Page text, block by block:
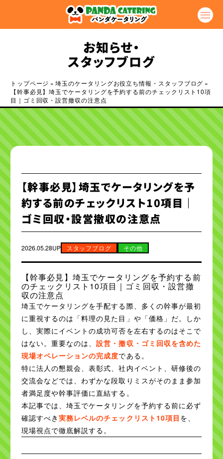
お知らせ・
スタッフブログ
トップページ »埼玉のケータリングお役立ち情報・スタッフブログ »
【幹事必見】埼玉でケータリングを予約する前のチェックリスト10項
目｜ゴミ回収・設営撤収の注意点
【幹事必見】埼玉でケータリングを予
約する前のチェックリスト10項目｜
ゴミ回収・設営撤収の注意点
2026.05.28UP スタッフブログ その他
【幹事必見】埼玉でケータリングを予約する前
のチェックリスト10項目｜ゴミ回収・設営撤
収の注意点
埼玉でケータリングを手配する際、多くの幹事が最初
に重視するのは「料理の見た目」や「価格」だ。しか
し、実際にイベントの成功可否を左右するのはそこで
はない。重要なのは、設営・撤収・ゴミ回収を含めた
現場オペレーションの完成度である。
特に法人の懇親会、表彰式、社内イベント、研修後の
交流会などでは、わずかな段取りミスがそのまま参加
者満足度や幹事評価に直結する。
本記事では、埼玉でケータリングを予約する前に必ず
確認すべき 実務レベルのチェックリスト10項目 を、
現場視点で徹底解説する。